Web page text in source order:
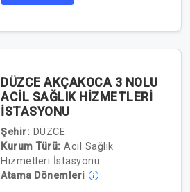
DÜZCE AKÇAKOCA 3 NOLU
ACİL SAĞLIK HİZMETLERİ
İSTASYONU
Şehir: DÜZCE
Kurum Türü: Acil Sağlık
Hizmetleri İstasyonu
Atama Dönemleri